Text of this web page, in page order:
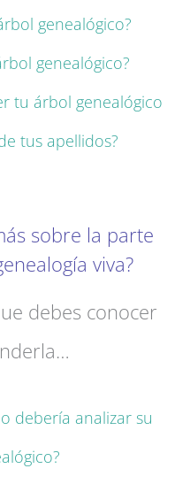
genealógico?
genealógico?
tu árbol genealógico
tus apellidos?
sobre la parte
viva?
debes conocer
debería analizar su